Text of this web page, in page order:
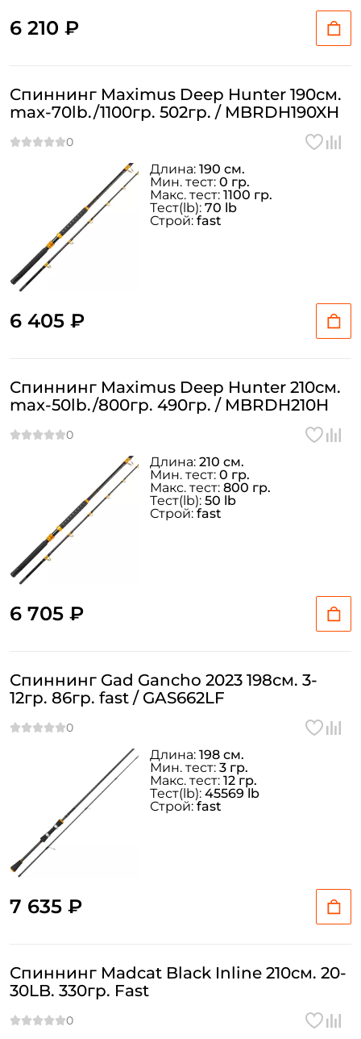
6 210 ₽
Спиннинг Maximus Deep Hunter 190см.
max-70lb./1100гр. 502гр. / MBRDH190XH
6 405 ₽
Длина: 190 см.
Мин. тест: 0 гр.
Макс. тест: 1100 гр.
Тeст(lb): 70 lb
Строй: fast
Спиннинг Maximus Deep Hunter 210см.
max-50lb./800гр. 490гр. / MBRDH210H
6 705 ₽
Длина: 210 см.
Мин. тест: 0 гр.
Макс. тест: 800 гр.
Тeст(lb): 50 lb
Строй: fast
Спиннинг Gad Gancho 2023 198см. 3-
12гр. 86гр. fast / GAS662LF
7 635 ₽
Длина: 198 см.
Мин. тест: 3 гр.
Макс. тест: 12 гр.
Тeст(lb): 45569 lb
Строй: fast
Спиннинг Madcat Black Inline 210см. 20-
30LB. 330гр. Fast